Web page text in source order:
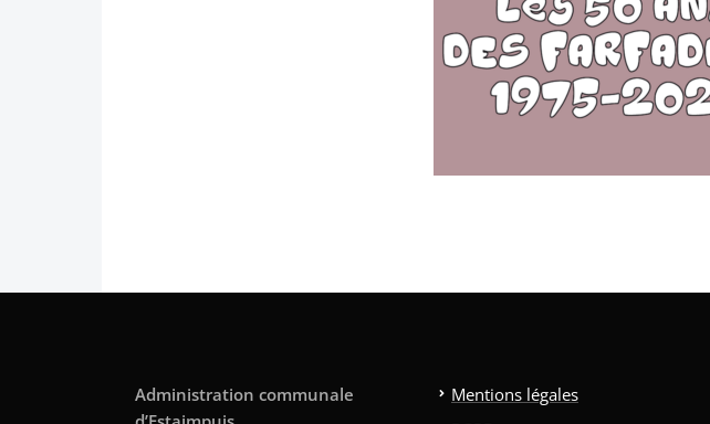
Administration communale
Mentions légales